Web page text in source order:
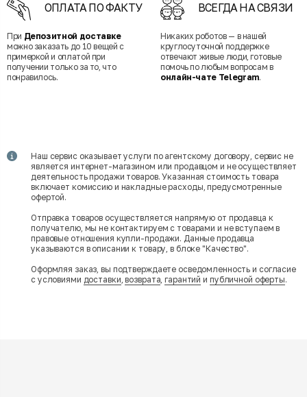
ОПЛАТА ПО ФАКТУ
При Депозитной доставке
можно заказать до 10 вещей с
примеркой и оплатой при
получении только за то, что
понравилось.
ВСЕГДА НА СВЯЗИ
Никаких роботов — в нашей
круглосуточной поддержке
отвечают живые люди, готовые
помочь по любым вопросам в
онлайн-чате Telegram.
Наш сервис оказывает услуги по агентскому договору, сервис не
является интернет-магазином или продавцом и не осуществляет
деятельность продажи товаров. Указанная стоимость товара
включает комиссию и накладные расходы, предусмотренные
офертой.
Отправка товаров осуществляется напрямую от продавца к
получателю, мы не контактируем с товарами и не вступаем в
правовые отношения купли-продажи. Данные продавца
указываются в описании к товару, в блоке "Качество".
Оформляя заказ, вы подтверждаете осведомленность и согласие
с условиями доставки,возврата,гарантий и публичной оферты.